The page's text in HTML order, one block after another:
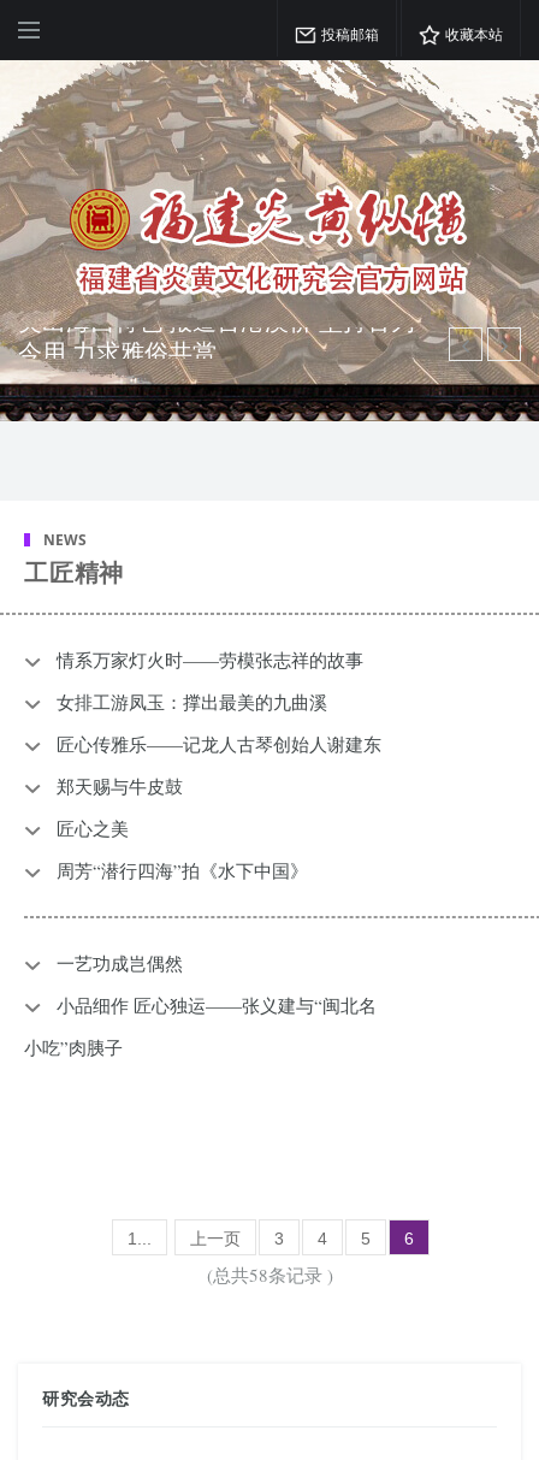
投稿邮箱 收藏本站
弘扬优秀文化 振奋民族精神 介绍民族
瑰宝 宣传中华精英
突出海西特色 报道台港澳侨 坚持古为
NEWS
工匠精神
情系万家灯火时——劳模张志祥的故事
女排工游凤玉：撑出最美的九曲溪
匠心传雅乐——记龙人古琴创始人谢建东
郑天赐与牛皮鼓
匠心之美
周芳“潜行四海”拍《水下中国》
​一艺功成岂偶然
小品细作 匠心独运——张义建与“闽北名
小吃”肉胰子
1... 上一页 3 4 5 6
(总共58条记录 )
研究会动态